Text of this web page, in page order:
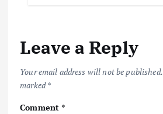
Leave a Reply
Your email address will not be published.
marked*
Comment*